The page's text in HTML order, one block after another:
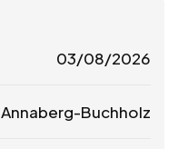
03/08/2026
Annaberg-Buchholz